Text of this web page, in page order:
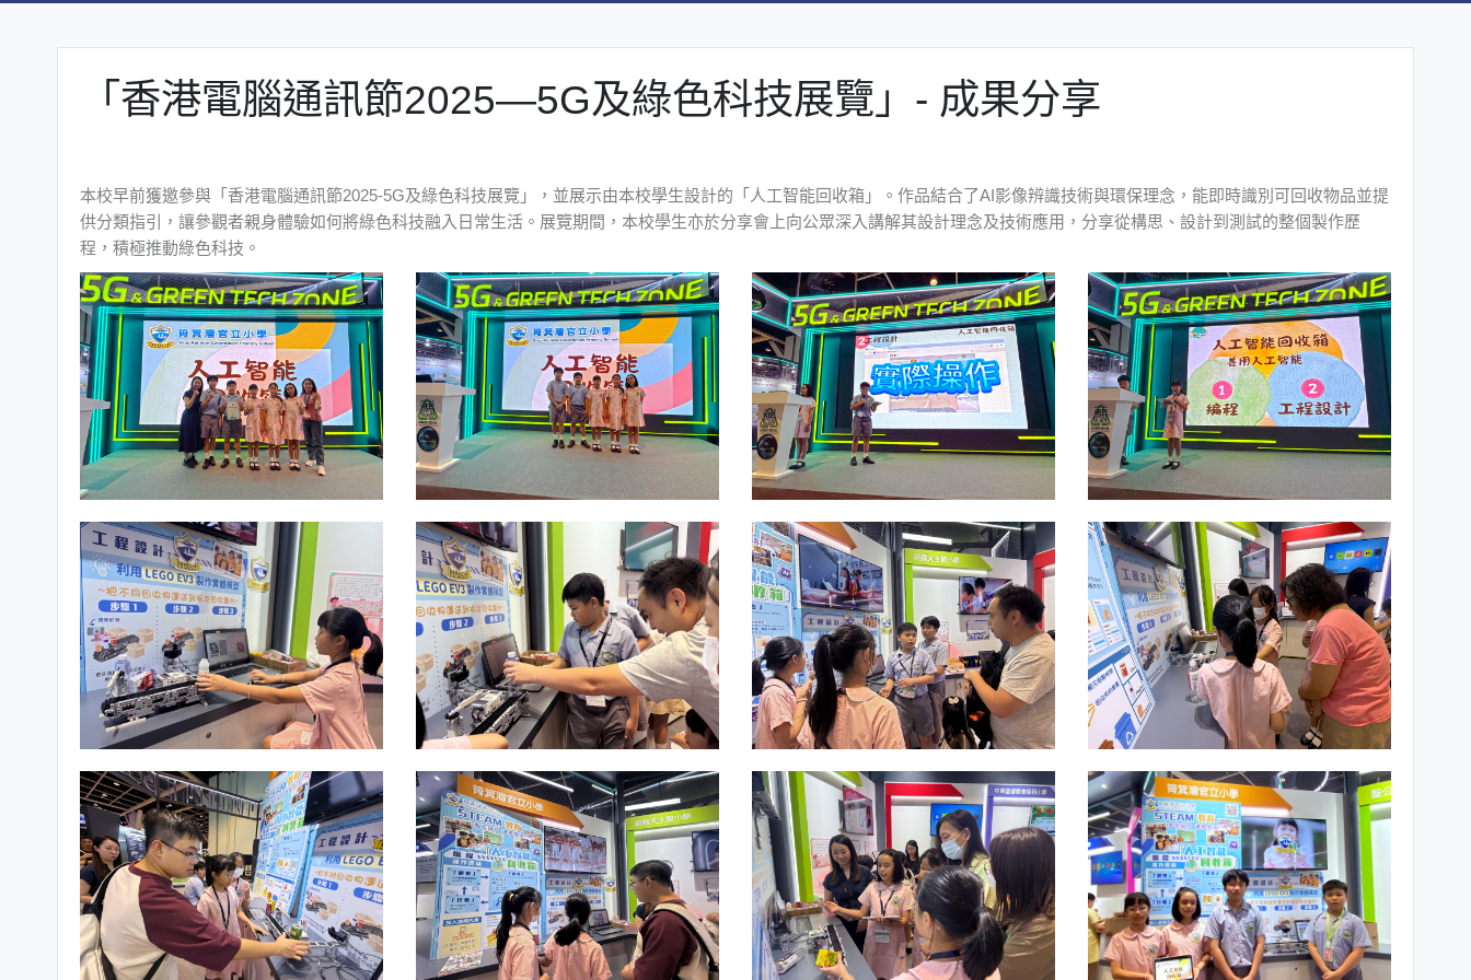
「香港電腦通訊節2025—5G及綠色科技展覽」- 成果分享
本校早前獲邀參與「香港電腦通訊節2025-5G及綠色科技展覽」，並展示由本校學生設計的「人工智能回收箱」。作品結合了AI影像辨識技術與環保理念，能即時識別可回收物品並提
供分類指引，讓參觀者親身體驗如何將綠色科技融入日常生活。展覽期間，本校學生亦於分享會上向公眾深入講解其設計理念及技術應用，分享從構思、設計到測試的整個製作歷
程，積極推動綠色科技。